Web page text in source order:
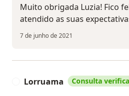
Muito obrigada Luzia! Fico
atendido as suas
7 de junho de 2021
Lorruama Consulta